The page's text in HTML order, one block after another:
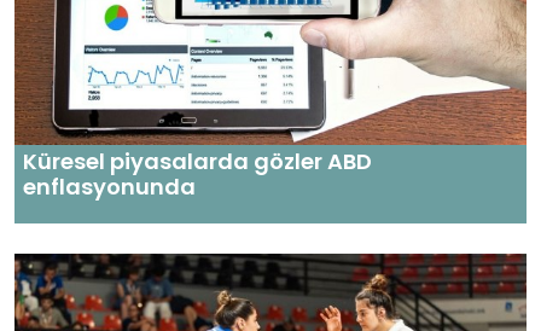
Küresel piyasalarda gözler ABD
enflasyonunda